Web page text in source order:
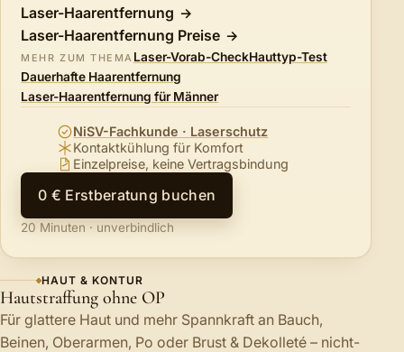
Laser-Haarentfernung
Laser-Haarentfernung Preise
MEHR ZUM THEMA Laser-Vorab-CheckHauttyp-Test
Dauerhafte Haarentfernung
Laser-Haarentfernung für Männer
NiSV-Fachkunde · Laserschutz
Kontaktkühlung für Komfort
Einzelpreise, keine Vertragsbindung
0 € Erstberatung buchen
20 Minuten · unverbindlich
HAUT & KONTUR
Hautstraffung ohne OP
Für glattere Haut und mehr Spannkraft an Bauch,
Beinen, Oberarmen, Po oder Brust & Dekolleté – nicht-